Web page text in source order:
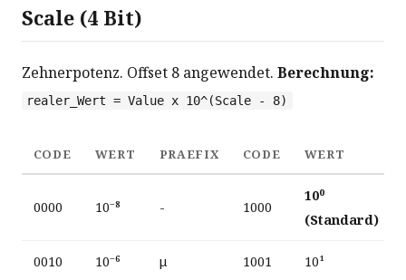
Scale (4 Bit)
Zehnerpotenz. Offset 8 angewendet. Berechnung:
realer_Wert = Value x 10^(Scale - 8)
CODE WERT PRAEFIX CODE WERT
0000 10⁻⁸ - 1000
10⁰
(Standard)
0010 10⁻⁶ μ 1001 10¹